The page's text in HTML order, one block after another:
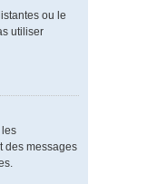
ou le
utiliser
les
des messages